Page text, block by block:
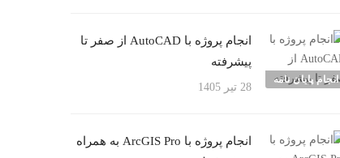
انجام پایان نامه
انجام پروژه با AutoCAD از صفر تا
پیشرفته
28 تیر 1405
انجام پروژه با ArcGIS Pro به همراه